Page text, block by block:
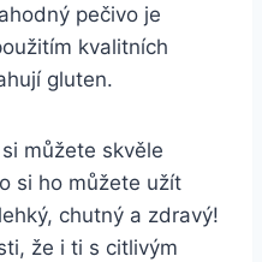
pečivo je
kvalitních
gluten.
můžete skvěle
si ho můžete užít
chutný a zdravý!
že i ti s citlivým